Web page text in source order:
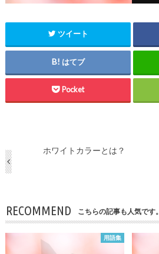
ツイート
はてブ
Pocket
ホワイトカラーとは？
RECOMMEND こちらの記事も人気です。
用語集